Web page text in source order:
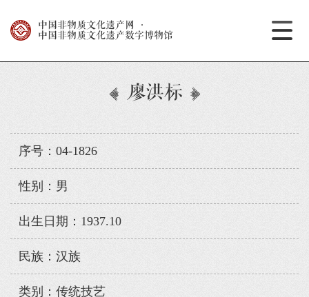
中国非物质文化遗产网
·
中国非物质文化遗产数字博物馆
廖洪标
序号：04-1826
性别：男
出生日期：1937.10
民族：汉族
类别：传统技艺